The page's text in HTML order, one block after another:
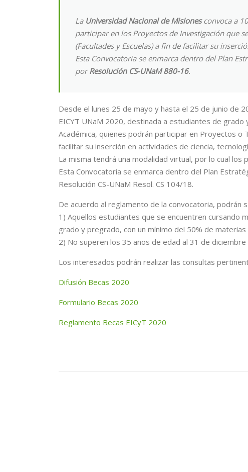
La Universidad Nacional de Misionesconvoca a
participar en los Proyectos de Investigación que
(Facultades y Escuelas) a fin de facilitar su
Esta Convocatoria se enmarca dentro del Plan
porResolución CS-UNaM 880-16.
Desde el lunes 25 de mayo y hasta el 25 de junio de
EICYT UNaM 2020, destinada a estudiantes de
Académica, quienes podrán participar en Proyectos
facilitar su inserción en actividades de ciencia,
La misma tendrá una modalidad virtual, por lo cual los
Esta Convocatoria se enmarca dentro del Plan
Resolución CS-UNaM Resol. CS 104/18.
De acuerdo al reglamento de la convocatoria, podrán
1) Aquellos estudiantes que se encuentren cursando
grado y pregrado, con un mínimo del 50% de
2) No superen los 35 años de edad al 31 de diciembre
Los interesados podrán realizar las consultas
Difusión Becas 2020
Formulario Becas 2020
Reglamento Becas EICyT 2020